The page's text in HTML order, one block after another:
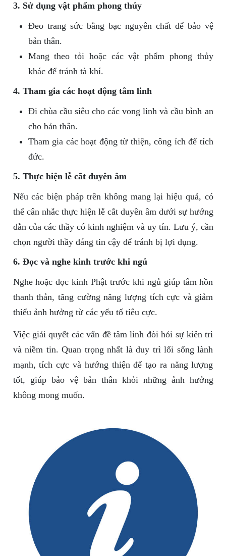
3. Sử dụng vật phẩm phong thủy
Đeo trang sức bằng bạc nguyên chất để bảo vệ
bản thân.
Mang theo tỏi hoặc các vật phẩm phong thủy
khác để tránh tà khí.
4. Tham gia các hoạt động tâm linh
Đi chùa cầu siêu cho các vong linh và cầu bình an
cho bản thân.
Tham gia các hoạt động từ thiện, công ích để tích
đức.
5. Thực hiện lễ cắt duyên âm
Nếu các biện pháp trên không mang lại hiệu quả, có
thể cân nhắc thực hiện lễ cắt duyên âm dưới sự hướng
dẫn của các thầy có kinh nghiệm và uy tín. Lưu ý, cần
chọn người thầy đáng tin cậy để tránh bị lợi dụng.
6. Đọc và nghe kinh trước khi ngủ
Nghe hoặc đọc kinh Phật trước khi ngủ giúp tâm hồn
thanh thản, tăng cường năng lượng tích cực và giảm
thiểu ảnh hưởng từ các yếu tố tiêu cực.
Việc giải quyết các vấn đề tâm linh đòi hỏi sự kiên trì
và niềm tin. Quan trọng nhất là duy trì lối sống lành
mạnh, tích cực và hướng thiện để tạo ra năng lượng
tốt, giúp bảo vệ bản thân khỏi những ảnh hưởng
không mong muốn.